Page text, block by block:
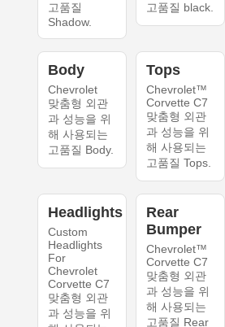
고품질
Shadow.
고품질 black.
Body
Chevrolet
맞춤형 외관
과 성능을 위
해 사용되는
고품질 Body.
Tops
Chevrolet™
Corvette C7
맞춤형 외관
과 성능을 위
해 사용되는
고품질 Tops.
Headlights
Custom
Headlights
For
Chevrolet
Corvette C7
맞춤형 외관
과 성능을 위
Rear
Bumper
Chevrolet™
Corvette C7
맞춤형 외관
과 성능을 위
해 사용되는
고품질 Rear